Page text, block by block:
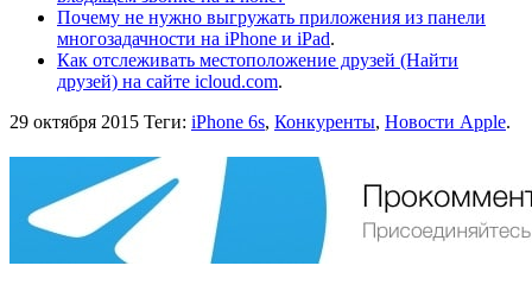
Почему не нужно выгружать приложения из панели
многозадачности на iPhone и iPad.
Как отслеживать местоположение друзей (Найти
друзей) на сайте icloud.com.
29 октября 2015 Теги: iPhone 6s, Конкуренты, Новости Apple.